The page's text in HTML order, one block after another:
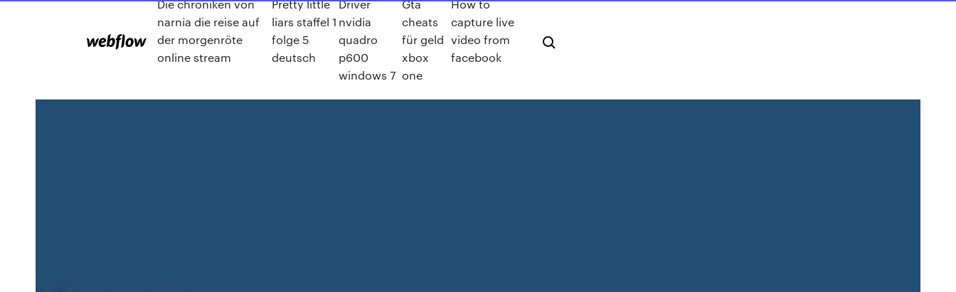
Die chroniken von
narnia die reise auf
der morgenröte
online stream
Pretty little
liars staffel 1
folge 5
deutsch
Driver
nvidia
quadro
p600
windows 7
Gta
cheats
für geld
xbox
one
How to
capture live
video from
facebook